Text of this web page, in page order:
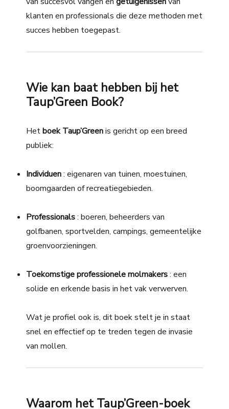
klanten en professionals die deze methoden met
succes hebben toegepast.
Wie kan baat hebben bij het
Taup’Green Book?
Hetboek Taup’Greenis gericht op een breed
publiek:
Individuen: eigenaren van tuinen, moestuinen,
boomgaarden of recreatiegebieden.
Professionals: boeren, beheerders van
golfbanen, sportvelden, campings, gemeentelijke
groenvoorzieningen.
Toekomstige professionele molmakers: een
solide en erkende basis in het vak verwerven.
Wat je profiel ook is, dit boek stelt je in staat
snel en effectief op te treden tegen de invasie
van mollen.
Waarom het Taup’Green-boek